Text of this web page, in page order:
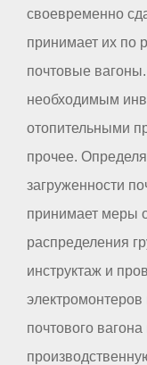
своевременно
принимает их по
почтовые
необходимым
отопительными
прочее.
загруженности
принимает меры
распределения
инструктаж и
почтового